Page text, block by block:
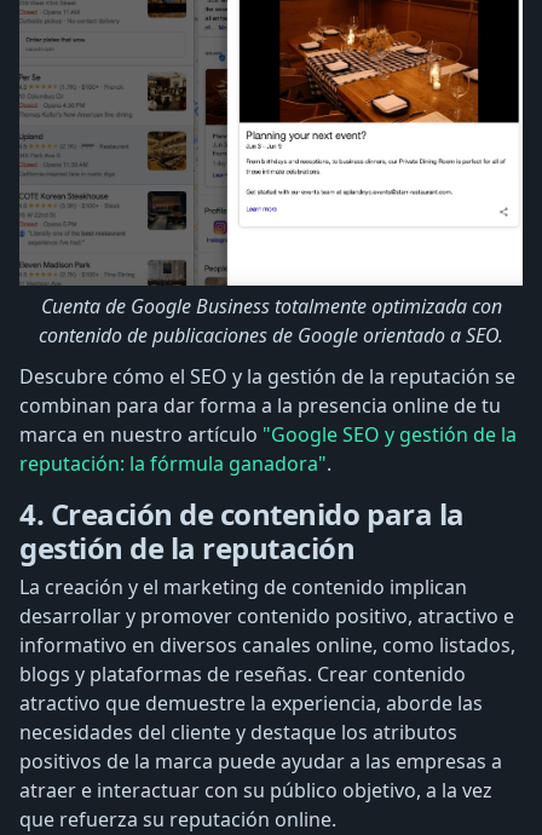
Cuenta de Google Business totalmente optimizada con
contenido de publicaciones de Google orientado a SEO.
Descubre cómo el SEO y la gestión de la reputación se
combinan para dar forma a la presencia online de tu
marca en nuestro artículo "Google SEO y gestión de la
reputación: la fórmula ganadora".
4. Creación de contenido para la
gestión de la reputación
La creación y el marketing de contenido implican
desarrollar y promover contenido positivo, atractivo e
informativo en diversos canales online, como listados,
blogs y plataformas de reseñas. Crear contenido
atractivo que demuestre la experiencia, aborde las
necesidades del cliente y destaque los atributos
positivos de la marca puede ayudar a las empresas a
atraer e interactuar con su público objetivo, a la vez
que refuerza su reputación online.